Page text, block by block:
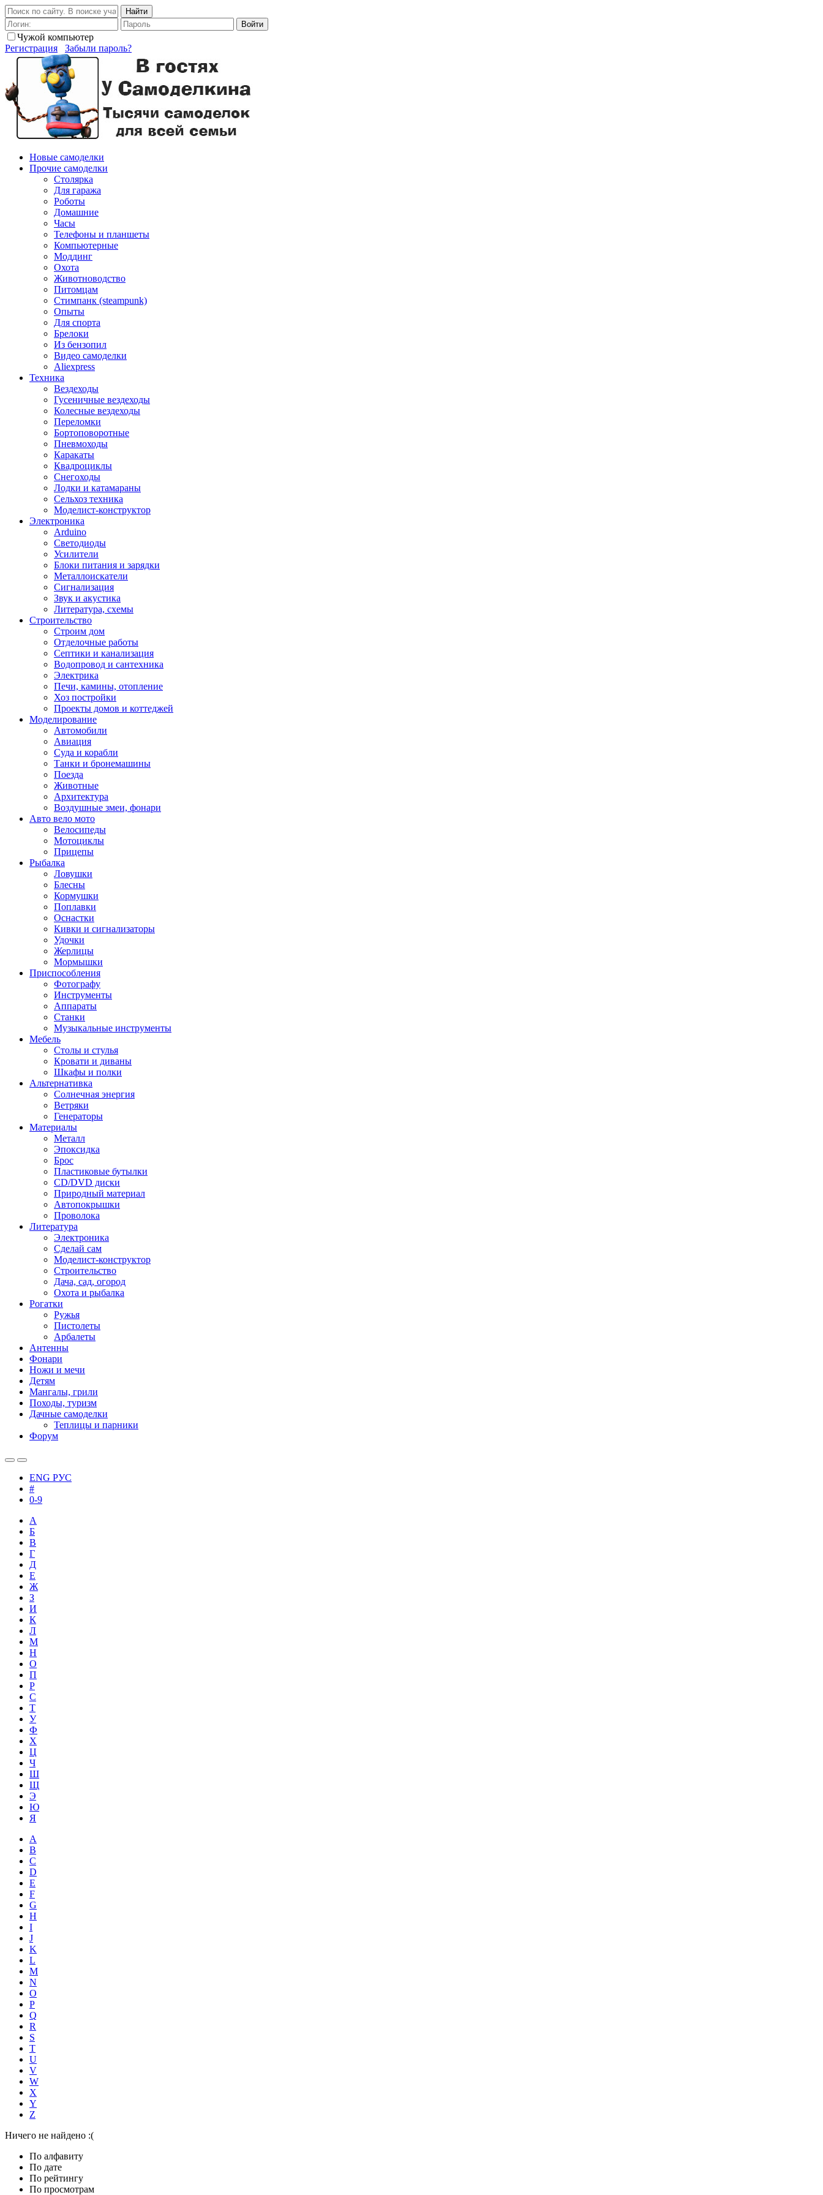
Найти
Войти
Чужой компьютер
Регистрация
Забыли пароль?
Новые самоделки
Прочие самоделки
Столярка
Для гаража
Роботы
Домашние
Часы
Телефоны и планшеты
Компьютерные
Моддинг
Охота
Животноводство
Питомцам
Стимпанк (steampunk)
Опыты
Для спорта
Брелоки
Из бензопил
Видео самоделки
Aliexpress
Техника
Вездеходы
Гусеничные вездеходы
Колесные вездеходы
Переломки
Бортоповоротные
Пневмоходы
Каракаты
Квадроциклы
Снегоходы
Лодки и катамараны
Сельхоз техника
Моделист-конструктор
Электроника
Arduino
Светодиоды
Усилители
Блоки питания и зарядки
Металлоискатели
Сигнализация
Звук и акустика
Литература, схемы
Строительство
Строим дом
Отделочные работы
Септики и канализация
Водопровод и сантехника
Электрика
Печи, камины, отопление
Хоз постройки
Проекты домов и коттеджей
Моделирование
Автомобили
Авиация
Суда и корабли
Танки и бронемашины
Поезда
Животные
Архитектура
Воздушные змеи, фонари
Авто вело мото
Велосипеды
Мотоциклы
Прицепы
Рыбалка
Ловушки
Блесны
Кормушки
Поплавки
Оснастки
Кивки и сигнализаторы
Удочки
Жерлицы
Мормышки
Приспособления
Фотографу
Инструменты
Аппараты
Станки
Музыкальные инструменты
Мебель
Столы и стулья
Кровати и диваны
Шкафы и полки
Альтернативка
Солнечная энергия
Ветряки
Генераторы
Материалы
Металл
Эпоксидка
Брос
Пластиковые бутылки
CD/DVD диски
Природный материал
Автопокрышки
Проволока
Литература
Электроника
Сделай сам
Моделист-конструктор
Строительство
Дача, сад, огород
Охота и рыбалка
Рогатки
Ружья
Пистолеты
Арбалеты
Антенны
Фонари
Ножи и мечи
Детям
Мангалы, грили
Походы, туризм
Дачные самоделки
Теплицы и парники
Форум
ENG РУС
#
0-9
А
Б
В
Г
Д
Е
Ж
З
И
К
Л
М
Н
О
П
Р
С
Т
У
Ф
Х
Ц
Ч
Ш
Щ
Э
Ю
Я
A
B
C
D
E
F
G
H
I
J
K
L
M
N
O
P
Q
R
S
T
U
V
W
X
Y
Z
Ничего не найдено :(
По алфавиту
По дате
По рейтингу
По просмотрам